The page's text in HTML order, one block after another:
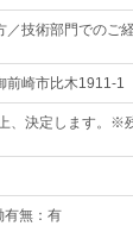
／技術部門でのご
前崎市比木1911-
、決定します。※
有無：有